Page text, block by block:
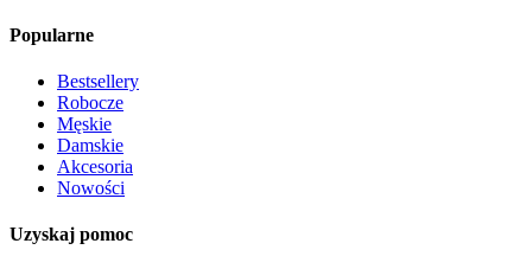
Popularne
Bestsellery
Robocze
Męskie
Damskie
Akcesoria
Nowości
Uzyskaj pomoc